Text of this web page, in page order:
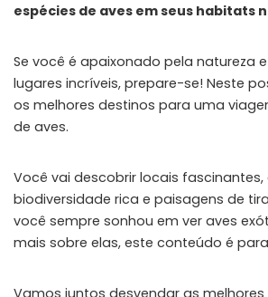
espécies de aves em seus habitats
Se você é apaixonado pela natureza
lugares incríveis, prepare-se! Neste
os melhores destinos para uma
de aves.
Você vai descobrir locais fascinantes,
biodiversidade rica e paisagens de
você sempre sonhou em ver aves
mais sobre elas, este conteúdo é
Vamos juntos desvendar as